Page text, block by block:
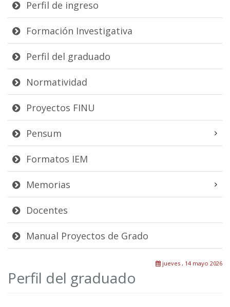
Perfil de ingreso
Formación Investigativa
Perfil del graduado
Normatividad
Proyectos FINU
Pensum
Formatos IEM
Memorias
Docentes
Manual Proyectos de Grado
jueves , 14 mayo 2026
Perfil del graduado